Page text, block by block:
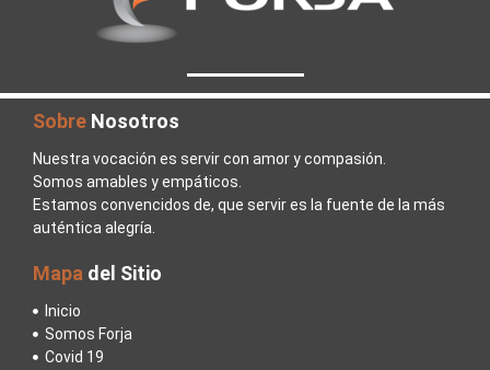
Sobre Nosotros
Nuestra vocación es servir con amor y compasión.
Somos amables y empáticos.
Estamos convencidos de, que servir es la fuente de la más
auténtica alegría.
Mapa del Sitio
Inicio
Somos Forja
Covid 19